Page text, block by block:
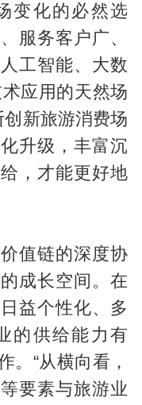
变化的必然选
服务客户广、
工智能、大数
应用的天然场
创新旅游消费场
升级，丰富沉
，才能更好地
值链的深度协
成长空间。在
益个性化、多
的供给能力有
。“从横向看，
要素与旅游业